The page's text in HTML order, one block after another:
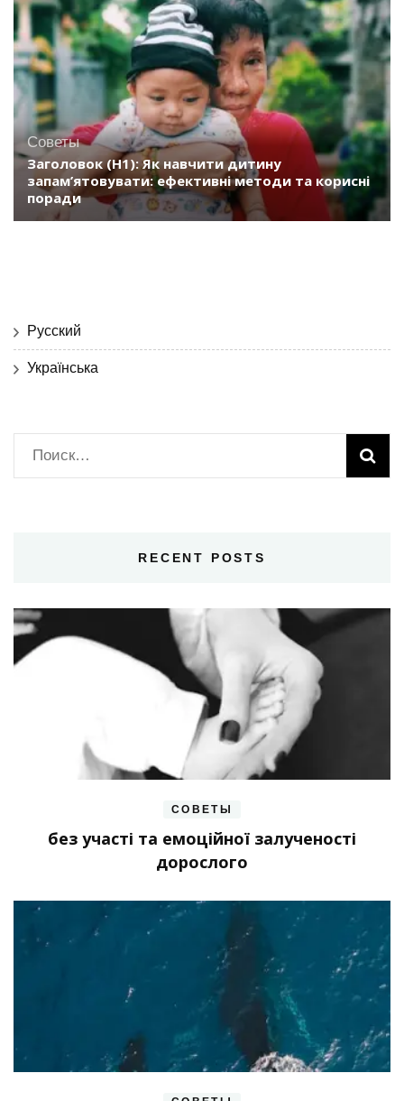
Советы
Заголовок (H1): Як навчити дитину
запам’ятовувати: ефективні методи та корисні
поради
Русский
Українська
Найти:
RECENT POSTS
СОВЕТЫ
без участі та емоційної залученості
дорослого